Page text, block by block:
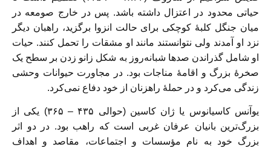
حیاتی محدود در اعتزال داشته باشد. پس در خارج صومعه در
میان جنگل کلبۀ کوچکی برای حالت انزوا برگزید، راهبان دیگر
نزد او آمدند ولی نتوانستند مانند او مشقات را تحمل کنند. حیات
او شامل گذراندن صد‌ها شبانه‌روز به شکل زانو زدن بر سطح یک
صخرۀ بزرگ و اقامۀ مناجات بود. در مجاورت حیوانات وحشی
زندگی می‌کرد و در حملۀ راهزنان از خود دفاع نمی‌کرد.
یوآنس کاسیانوس یا ژان کاسین (حوالی ۴۳۵ – ۳۶۵) یکی از
بزرگ‌ترین بانیان عرفان غربی است که راهب بود. در دو اثر
بزرگ خود به نام مؤسسات و اجتماعات، مقاصد و اهداف